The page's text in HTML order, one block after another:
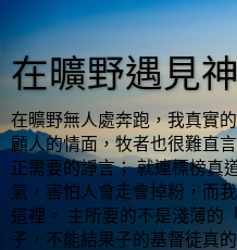
在曠野遇見
在曠野無人處奔跑，我真實
顧人的情面，牧者也很難直
正需要的諍言； 就連標榜真
氣，害怕人會走會掉粉，而
這裡。 主所要的不是淺薄的
子，不能結果子的基督徒真